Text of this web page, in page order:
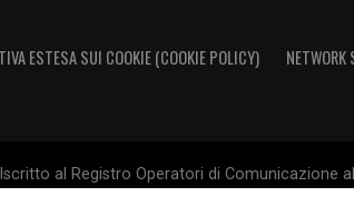
ESTESA SUI COOKIE (COOKIE POLICY) NETWORK
al Registro Operatori di Comunicazione